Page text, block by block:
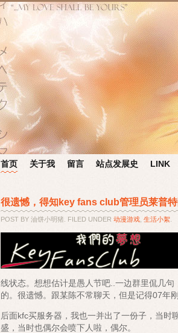
首页 关于我 留言 站点发展史 LINK
很遗憾，得知key fans club管理员莱普
POST BY 油饼小明猪. FILED UNDER 动漫游戏 生活小絮
线状态。想想估计是愚人节吧..一边群里侃几
的。很遗憾。跟某陈不常聊天，但是记得07年
后面kfc买服务器，我也一并出了一份子，当
盛，当时也偶尔会喷下人啦，偶尔。